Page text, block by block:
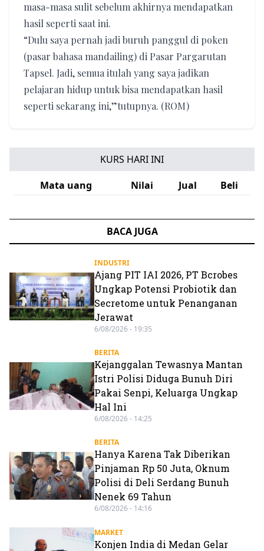
masa-masa sulit sebelum akhirnya mendapatkan
hasil seperti saat ini.
“Dulu saya pernah jadi buruh panggul di poken
(pasar bahasa mandailing) di Pasar Pargarutan
Tapsel. Jadi, semua itulah yang saya jadikan
pelajaran hidup untuk bisa mendapatkan hasil
seperti sekarang ini,”tutupnya. (ROM)
KURS HARI INI
Mata uang
Nilai Jual Beli
BACA JUGA
INDUSTRI
Ajang PIT IAI 2026, PT Bcrobes
Ungkap Potensi Probiotik dan
Secretome untuk Penanganan
Jerawat
6/08/2026 - 19:35
BERITA
Kejanggalan Tewasnya Mantan
Istri Polisi Diduga Bunuh Diri
Pakai Senpi, Keluarga Ungkap
Hal Ini
6/08/2026 - 14:25
BERITA
Hanya Karena Tak Diberikan
Pinjaman Rp 50 Juta, Oknum
Polisi di Deli Serdang Bunuh
Nenek 69 Tahun
6/08/2026 - 14:16
MARKET
Konjen India di Medan Gelar